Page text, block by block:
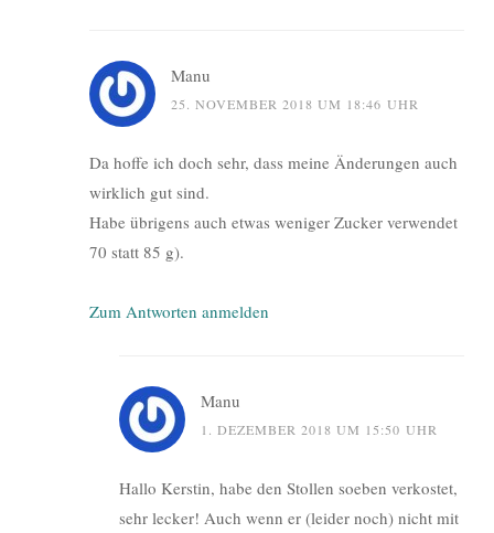
Manu
25. NOVEMBER 2018 UM 18:46 UHR
Da hoffe ich doch sehr, dass meine Änderungen auch
wirklich gut sind.
Habe übrigens auch etwas weniger Zucker verwendet
70 statt 85 g).
Zum Antworten anmelden
Manu
1. DEZEMBER 2018 UM 15:50 UHR
Hallo Kerstin, habe den Stollen soeben verkostet,
sehr lecker! Auch wenn er (leider noch) nicht mit